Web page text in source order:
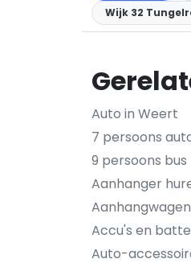
Wijk 32
Auto in Weert
7 persoons
9 persoons
Aanhanger
Accu's en
Auto-